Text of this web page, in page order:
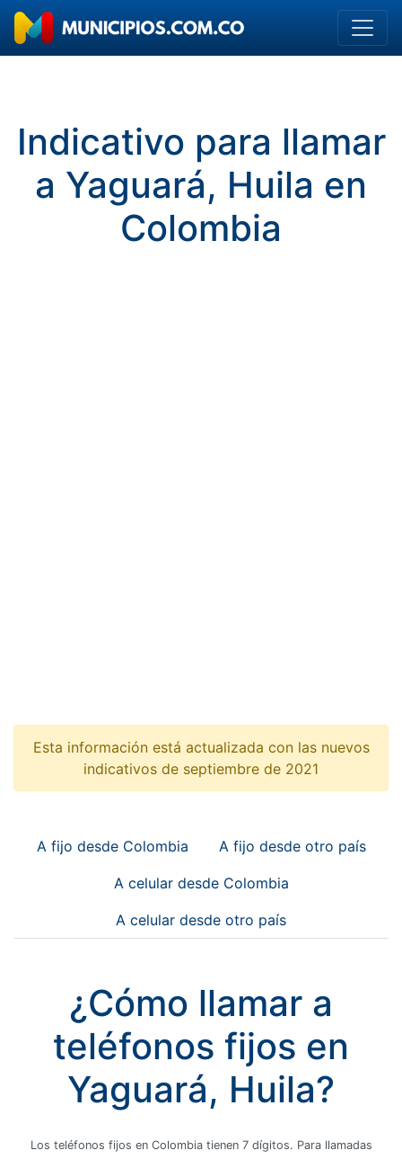
Indicativo para llamar
a Yaguará, Huila en
Colombia
Esta información está actualizada con las nuevos
indicativos de septiembre de 2021
A fijo desde Colombia A fijo desde otro país
A celular desde Colombia
A celular desde otro país
¿Cómo llamar a
teléfonos fijos en
Yaguará, Huila?
Los teléfonos fijos en Colombia tienen 7 dígitos. Para llamadas